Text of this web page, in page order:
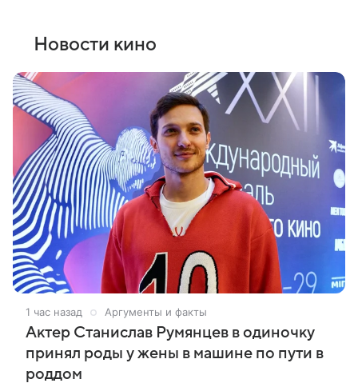
Новости кино
1 час назад Аргументы и факты
Актер Станислав Румянцев в одиночку
принял роды у жены в машине по пути в
роддом